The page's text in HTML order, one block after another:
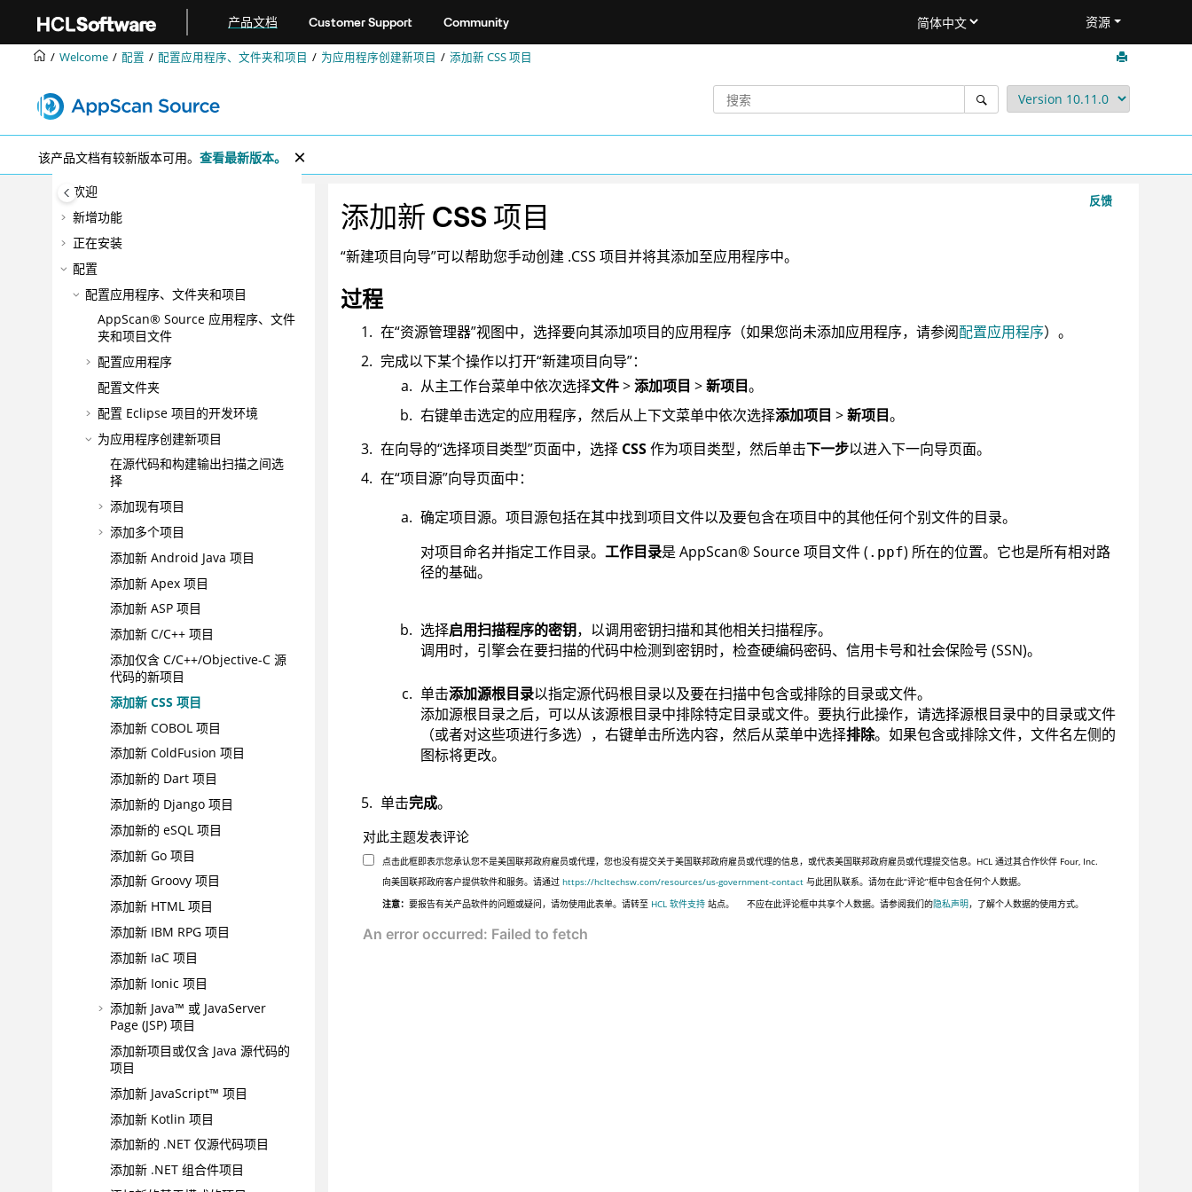
产品文档 Customer Support Community 资源
Welcome 配置 配置应用程序、文件夹和项目 为应用程序创建新项目 添加新 CSS 项目
该产品文档有较新版本可用。 查看最新版本。
欢迎
新增功能
正在安装
配置
配置应用程序、文件夹和项目
AppScan® Source 应用程序、文件
夹和项目文件
配置应用程序
配置文件夹
配置 Eclipse 项目的开发环境
为应用程序创建新项目
在源代码和构建输出扫描之间选
择
添加现有项目
添加多个项目
添加新 Android Java 项目
添加新 Apex 项目
添加新 ASP 项目
添加新 C/C++ 项目
添加仅含 C/C++/Objective-C 源
代码的新项目
添加新 CSS 项目
添加新 COBOL 项目
添加新 ColdFusion 项目
添加新的 Dart 项目
添加新的 Django 项目
添加新的 eSQL 项目
添加新 Go 项目
添加新 Groovy 项目
添加新 HTML 项目
添加新 IBM RPG 项目
添加新 IaC 项目
添加新 Ionic 项目
添加新 Java™ 或 JavaServer
Page (JSP) 项目
添加新项目或仅含 Java 源代码的
项目
添加新 JavaScript™ 项目
添加新 Kotlin 项目
添加新的 .NET 仅源代码项目
添加新 .NET 组合件项目
反馈
添加新 CSS 项目
“新建项目向导”可以帮助您手动创建 .CSS 项目并将其添加至应用程序中。
过程
在“资源管理器”视图中，选择要向其添加项目的应用程序（如果您尚未添加应用程序，请参阅配置应用程序）。
完成以下某个操作以打开“新建项目向导”：
从主工作台菜单中依次选择文件>添加项目 >新项目。
右键单击选定的应用程序，然后从上下文菜单中依次选择添加项目 >新项目。
在向导的“选择项目类型”页面中，选择 CSS作为项目类型，然后单击下一步以进入下一向导页面。
在“项目源”向导页面中：
确定项目源。项目源包括在其中找到项目文件以及要包含在项目中的其他任何个别文件的目录。
对项目命名并指定工作目录。 工作目录是 AppScan®Source项目文件 ( .ppf) 所在的位置。它也是所有相对路
径的基础。
选择启用扫描程序的密钥，以调用密钥扫描和其他相关扫描程序。
调用时，引擎会在要扫描的代码中检测到密钥时，检查硬编码密码、信用卡号和社会保险号 (SSN)。
单击添加源根目录以指定源代码根目录以及要在扫描中包含或排除的目录或文件。
添加源根目录之后，可以从该源根目录中排除特定目录或文件。要执行此操作，请选择源根目录中的目录或文件
（或者对这些项进行多选），右键单击所选内容，然后从菜单中选择排除。如果包含或排除文件，文件名左侧的
图标将更改。
单击完成。
对此主题发表评论
点击此框即表示您承认您不是美国联邦政府雇员或代理，您也没有提交关于美国联邦政府雇员或代理的信息，或代表美国联邦政府雇员或代理提交信息。HCL 通过其合作伙伴 Four, Inc.
向美国联邦政府客户提供软件和服务。请通过https://hcltechsw.com/resources/us-government-contact 与此团队联系。请勿在此“评论”框中包含任何个人数据。
注意：要报告有关产品软件的问题或疑问，请勿使用此表单。请转至 HCL 软件支持 站点。 不应在此评论框中共享个人数据。请参阅我们的隐私声明，了解个人数据的使用方式。